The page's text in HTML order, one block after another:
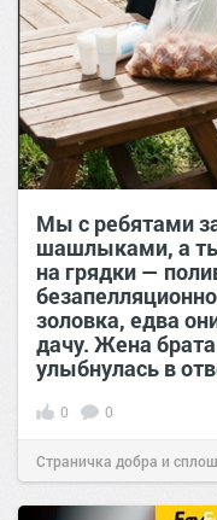
Мы с ребятами
шашлыками, а
на грядки —
золовка, едва
дачу. Жена
улыбнулась в
0 0
Страничка добра и
позитива!00:29Сегодня